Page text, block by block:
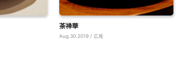
茶禅華
Aug.30.2019 / 広尾